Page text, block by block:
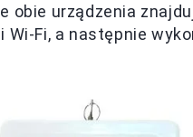
obie urządzenia
Wi-Fi, a następnie